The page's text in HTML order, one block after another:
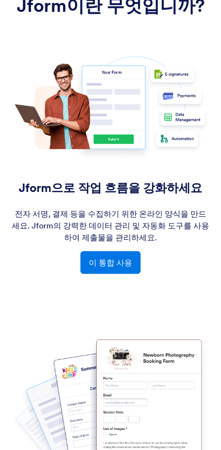
Jform이란 무엇입니까?
Jform으로 작업 흐름을 강화하세요
전자 서명, 결제 등을 수집하기 위한 온라인 양식을 만드
세요. Jform의 강력한 데이터 관리 및 자동화 도구를 사용
하여 제출물을 관리하세요.
이 통합 사용